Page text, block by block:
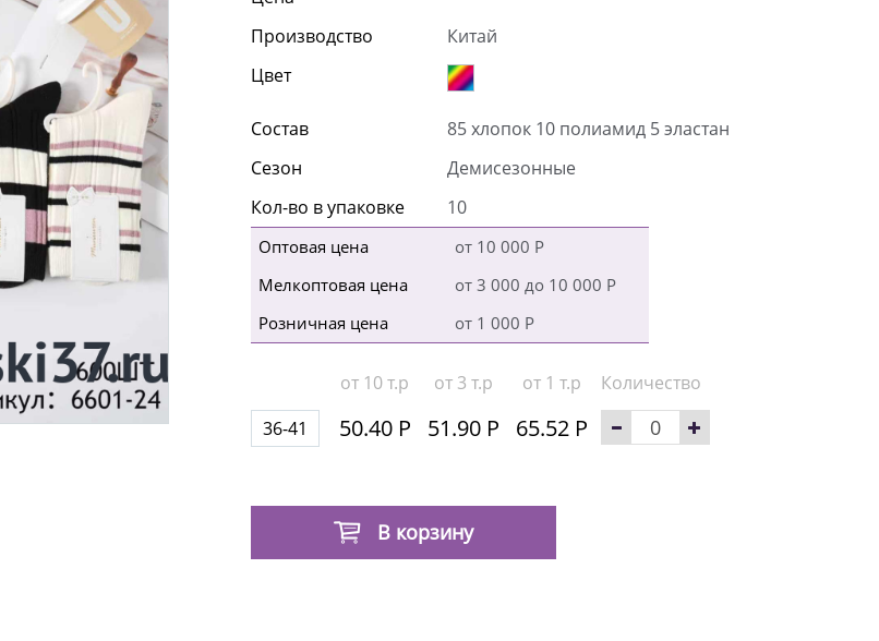
Производство
Китай
Цвет
Состав
85 хлопок 10 полиамид 5 эластан
Сезон
Демисезонные
Кол-во в упаковке
10
Оптовая цена
от 10 000 Р
Мелкоптовая цена
от 3 000 до 10 000 Р
Розничная цена
от 1 000 Р
от 10 т.р от 3 т.р от 1 т.р
Количество
36-41
50.40 Р 51.90 Р 65.52 Р
В корзину